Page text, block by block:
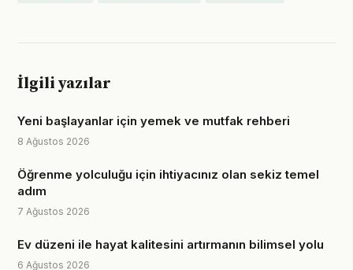
İlgili yazılar
Yeni başlayanlar için yemek ve mutfak rehberi
8 Ağustos 2026
Öğrenme yolculuğu için ihtiyacınız olan sekiz temel
adım
7 Ağustos 2026
Ev düzeni ile hayat kalitesini artırmanın bilimsel yolu
6 Ağustos 2026